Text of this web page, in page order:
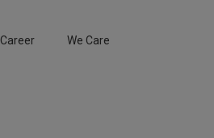
Career We Care